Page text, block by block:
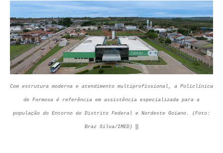
Com estrutura moderna e atendimento multiprofissional, a Policlínica
de Formosa é referência em assistência especializada para a
população do Entorno do Distrito Federal e Nordeste Goiano. (Foto:
Braz Silva/IMED)